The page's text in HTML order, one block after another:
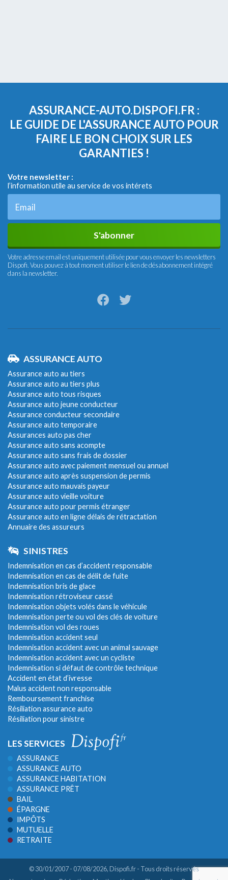
ASSURANCE-AUTO.DISPOFI.FR :
LE GUIDE DE L'ASSURANCE AUTO POUR
FAIRE LE BON CHOIX SUR LES
GARANTIES !
Votre newsletter :
l’information utile au service de vos intérets
S'abonner
Votre adresse email est uniquement utilisée pour vous envoyer les newsletters
Dispofi. Vous pouvez à tout moment utiliser le lien de désabonnement intégré
dans la newsletter.
ASSURANCE AUTO
Assurance auto au tiers
Assurance auto au tiers plus
Assurance auto tous risques
Assurance auto jeune conducteur
Assurance conducteur secondaire
Assurance auto temporaire
Assurances auto pas cher
Assurance auto sans acompte
Assurance auto sans frais de dossier
Assurance auto avec paiement mensuel ou annuel
Assurance auto après suspension de permis
Assurance auto mauvais payeur
Assurance auto vieille voiture
Assurance auto pour permis étranger
Assurance auto en ligne délais de rétractation
Annuaire des assureurs
SINISTRES
Indemnisation en cas d’accident responsable
Indemnisation en cas de délit de fuite
Indemnisation bris de glace
Indemnisation rétroviseur cassé
Indemnisation objets volés dans le véhicule
Indemnisation perte ou vol des clés de voiture
Indemnisation vol des roues
Indemnisation accident seul
Indemnisation accident avec un animal sauvage
Indemnisation accident avec un cycliste
Indemnisation si défaut de contrôle technique
Accident en état d’ivresse
Malus accident non responsable
Remboursement franchise
Résiliation assurance auto
Résiliation pour sinistre
LES SERVICES
ASSURANCE
ASSURANCE AUTO
ASSURANCE HABITATION
ASSURANCE PRÊT
BAIL
ÉPARGNE
IMPÔTS
MUTUELLE
RETRAITE
© 30/01/2007 - 07/08/2026, Dispofi.fr- Tous droits réservés